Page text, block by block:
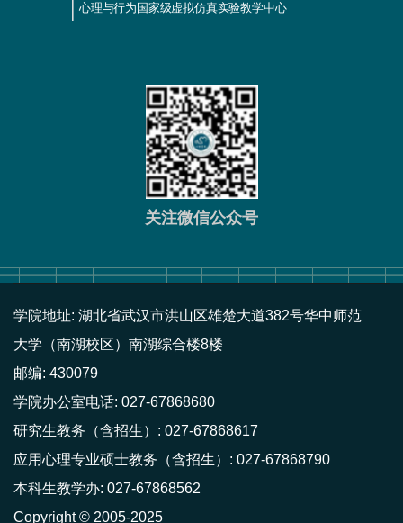
心理与行为国家级虚拟仿真实验教学中心
关注微信公众号
学院地址: 湖北省武汉市洪山区雄楚大道382号华中师范
大学（南湖校区）南湖综合楼8楼
邮编: 430079
学院办公室电话: 027-67868680
研究生教务（含招生）: 027-67868617
应用心理专业硕士教务（含招生）: 027-67868790
本科生教学办: 027-67868562
Copyright © 2005-2025